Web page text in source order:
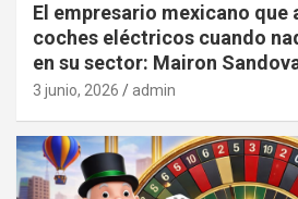
El empresario mexicano que
coches eléctricos cuando
en su sector: Mairon
3 junio, 2026 admin